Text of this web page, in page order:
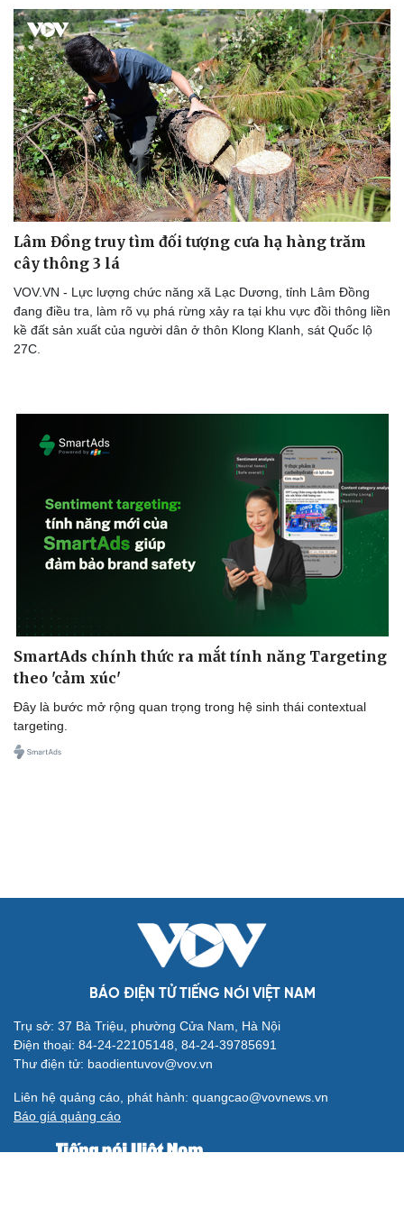
check-in
Cửa sổ tình yêu
Kể chuyện cho bé
Hạt giống tâm hồn
Lâm Đồng truy tìm đối tượng cưa hạ hàng trăm
cây thông 3 lá
VOV.VN - Lực lượng chức năng xã Lạc Dương, tỉnh Lâm Đồng
đang điều tra, làm rõ vụ phá rừng xảy ra tại khu vực đồi thông liền
kề đất sản xuất của người dân ở thôn Klong Klanh, sát Quốc lộ
27C.
SmartAds chính thức ra mắt tính năng Targeting
theo 'cảm xúc'
Đây là bước mở rộng quan trọng trong hệ sinh thái contextual
targeting.
BÁO ĐIỆN TỬ TIẾNG NÓI VIỆT NAM
Trụ sở: 37 Bà Triệu, phường Cửa Nam, Hà Nội
Điện thoại: 84-24-22105148, 84-24-39785691
Thư điện tử: baodientuvov@vov.vn
Liên hệ quảng cáo, phát hành: quangcao@vovnews.vn
Báo giá quảng cáo
Báo in xuất bản thứ Năm hàng tuần